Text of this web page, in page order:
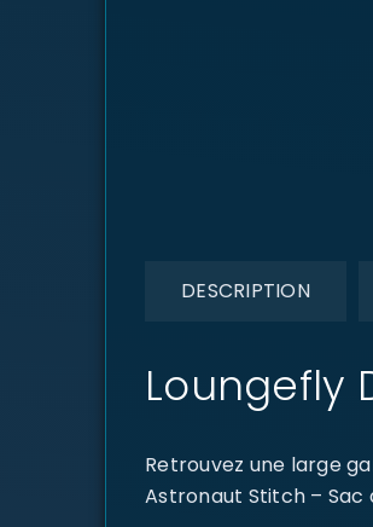
DESCRIPTION
Loungefly
Retrouvez une large
Astronaut Stitch – Sac